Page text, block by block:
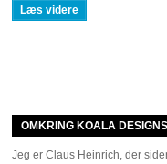
Læs videre
OMKRING KOALA
Jeg er Claus Heinrich, der